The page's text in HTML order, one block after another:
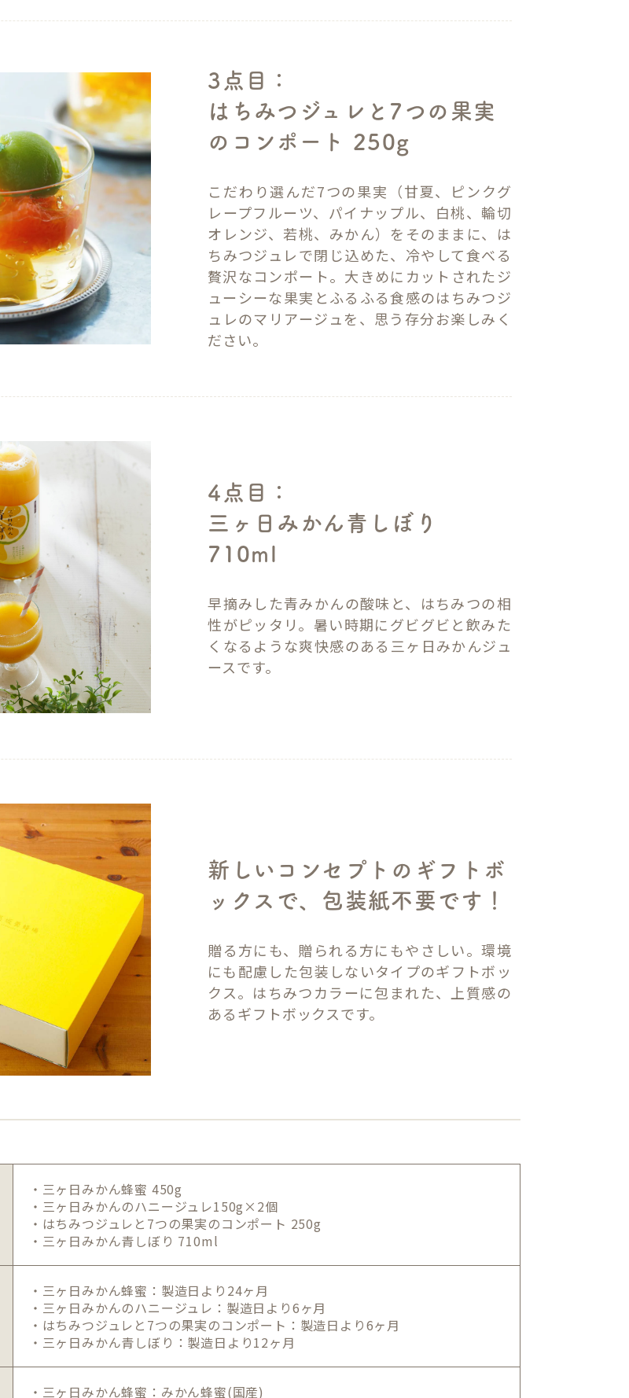
3点目：
はちみつジュレと7つの果実
のコンポート 250g
こだわり選んだ7つの果実（甘夏、ピンクグ
レープフルーツ、パイナップル、白桃、輪切
オレンジ、若桃、みかん）をそのままに、は
ちみつジュレで閉じ込めた、冷やして食べる
贅沢なコンポート。大きめにカットされたジ
ューシーな果実とふるふる食感のはちみつジ
ュレのマリアージュを、思う存分お楽しみく
ださい。
4点目：
三ヶ日みかん青しぼり
710ml
早摘みした青みかんの酸味と、はちみつの相
性がピッタリ。暑い時期にグビグビと飲みた
くなるような爽快感のある三ヶ日みかんジュ
ースです。
新しいコンセプトのギフトボ
ックスで、包装紙不要です！
贈る方にも、贈られる方にもやさしい。環境
にも配慮した包装しないタイプのギフトボッ
クス。はちみつカラーに包まれた、上質感の
あるギフトボックスです。
・三ヶ日みかん蜂蜜 450g
・三ヶ日みかんのハニージュレ150g×2個
・はちみつジュレと7つの果実のコンポート 250g
・三ヶ日みかん青しぼり 710ml
・三ヶ日みかん蜂蜜：製造日より24ヶ月
・三ヶ日みかんのハニージュレ：製造日より6ヶ月
・はちみつジュレと7つの果実のコンポート：製造日より6ヶ月
・三ヶ日みかん青しぼり：製造日より12ヶ月
・三ヶ日みかん蜂蜜：みかん蜂蜜(国産)